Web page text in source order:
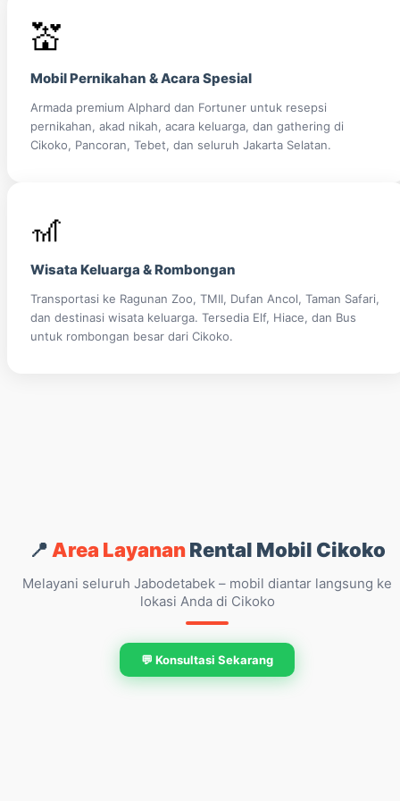
💒
Mobil Pernikahan & Acara Spesial
Armada premium Alphard dan Fortuner untuk resepsi
pernikahan, akad nikah, acara keluarga, dan gathering di
Cikoko, Pancoran, Tebet, dan seluruh Jakarta Selatan.
🎢
Wisata Keluarga & Rombongan
Transportasi ke Ragunan Zoo, TMII, Dufan Ancol, Taman Safari,
dan destinasi wisata keluarga. Tersedia Elf, Hiace, dan Bus
untuk rombongan besar dari Cikoko.
📍 Area LayananRental Mobil Cikoko
Melayani seluruh Jabodetabek – mobil diantar langsung ke
lokasi Anda di Cikoko
💬 Konsultasi Sekarang